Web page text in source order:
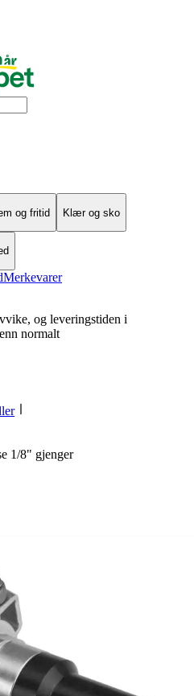
og fritid Klær og sko
Merkevarer
og leveringstiden i
normalt
1/8" gjenger